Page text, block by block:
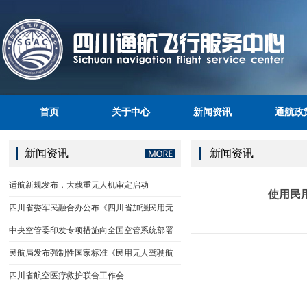
首页 关于中心 新闻资讯 通航政
新闻资讯
适航新规发布，大载重无人机审定启动
四川省委军民融合办公布《四川省加强民用无
中央空管委印发专项措施向全国空管系统部署
民航局发布强制性国家标准《民用无人驾驶航
四川省航空医疗救护联合工作会
新闻资讯
使用民